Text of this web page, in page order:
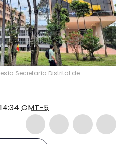
Secretaría Distrital de
GMT-5